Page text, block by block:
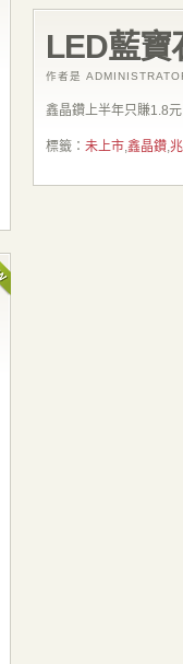
LED藍寶
作者是
鑫晶鑽上半年只賺1.8
標籤： 未上市,鑫晶鑽,